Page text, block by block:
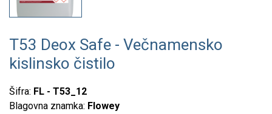
T53 Deox Safe - Večnamensko
kislinsko čistilo
Šifra: FL - T53_12
Blagovna znamka: Flowey